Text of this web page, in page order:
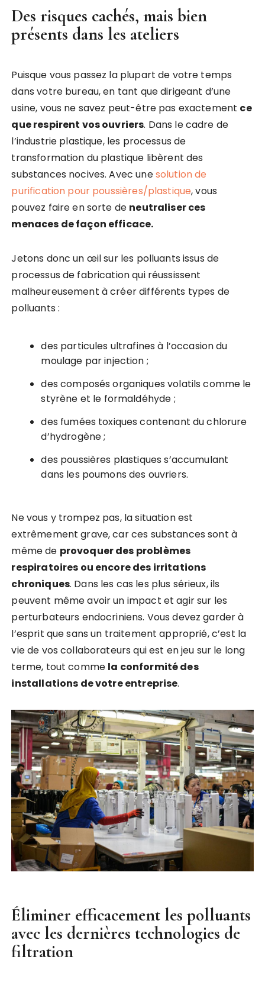
Des risques cachés, mais bien
présents dans les ateliers
Puisque vous passez la plupart de votre temps
dans votre bureau, en tant que dirigeant d’une
usine, vous ne savez peut-être pas exactement ce
que respirent vosouvriers. Dans le cadre de
l’industrie plastique, les processus de
transformation du plastique libèrent des
substances nocives. Avec unesolution de
purification pour poussières/plastique, vous
pouvez faire en sorte de neutraliser ces
menaces de façon efficace.
Jetons donc un œil sur les polluants issus de
processus de fabrication qui réussissent
malheureusement à créer différents types de
polluants :
des particules ultrafines à l’occasion du
moulage par injection ;
des composés organiques volatils comme le
styrène et le formaldéhyde ;
des fumées toxiques contenant du chlorure
d’hydrogène ;
des poussières plastiques s’accumulant
dans les poumons des ouvriers.
Ne vous y trompez pas, la situation est
extrêmement grave, car ces substances sont à
même de provoquer des problèmes
respiratoires ou encore des irritations
chroniques. Dans les cas les plus sérieux, ils
peuvent même avoir un impact et agir sur les
perturbateurs endocriniens. Vous devez garder à
l’esprit que sans un traitement approprié, c’est la
vie de vos collaborateurs qui est en jeu sur le long
terme, tout comme la conformitédes
installations de votre entreprise.
Éliminer efficacement les polluants
avec les dernières technologies de
filtration